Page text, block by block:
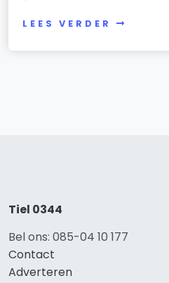
LEES VERDER
Tiel 0344
Bel ons: 085-04 10 177
Contact
Adverteren